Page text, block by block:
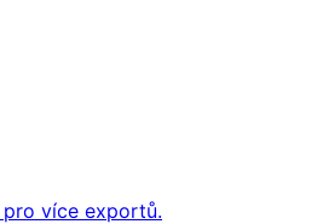
pro více exportů.